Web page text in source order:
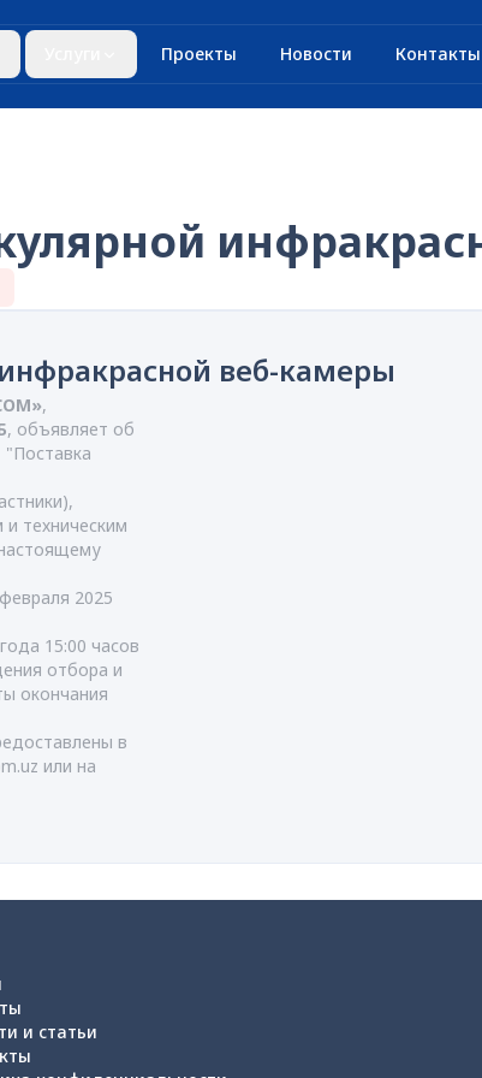
Проекты Новости Контакты
веб-камеры
,
, объявляет об
техническим
2025
15:00 часов
отбора и
окончания
в
или на
и статьи